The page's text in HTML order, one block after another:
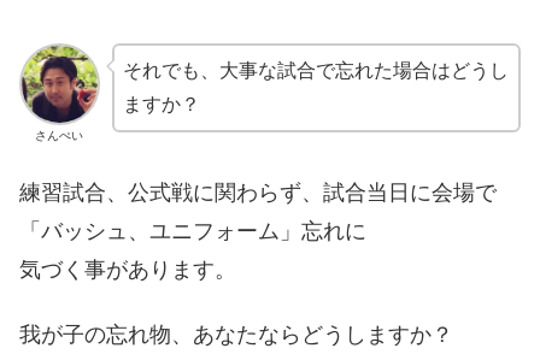
さんぺい
それでも、大事な試合で忘れた場合はどうし
ますか？
練習試合、公式戦に関わらず、試合当日に会場で
「バッシュ、ユニフォーム」忘れに
気づく事があります。
我が子の忘れ物、 あなたならどうしますか？